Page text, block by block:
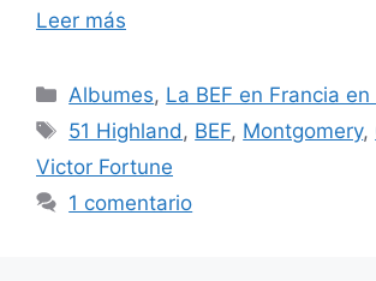
Leer más
Categorías
Albumes, La BEF en Francia
Etiquetas
51 Highland , BEF, Montgomery,
Victor Fortune
1 comentario